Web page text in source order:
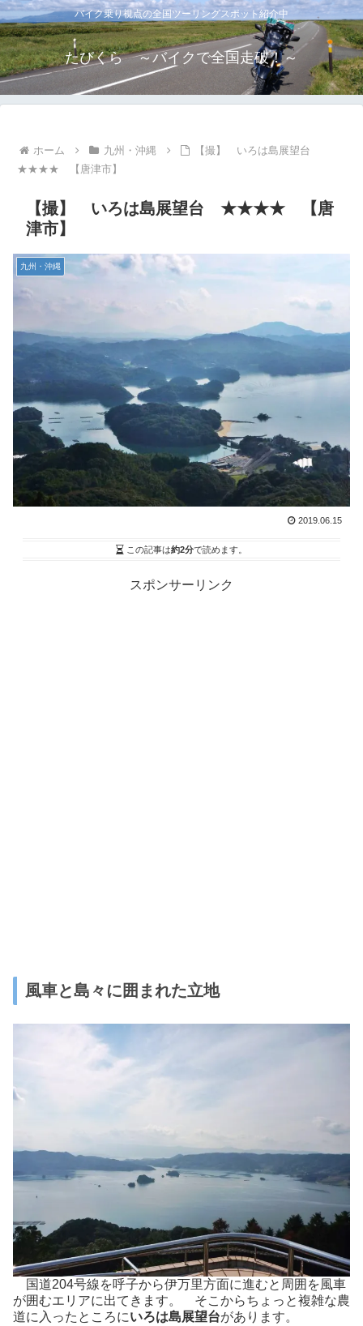
バイク乗り視点の全国ツーリングスポット紹介中
たびくら ～バイクで全国走破！～
ホーム 九州・沖縄
【撮】 いろは島展望台
★★★★ 【唐津市】
【撮】 いろは島展望台 ★★★★ 【唐
津市】
九州・沖縄
2019.06.15
この記事は約2分で読めます。
スポンサーリンク
風車と島々に囲まれた立地
国道204号線を呼子から伊万里方面に進むと周囲を風車
が囲むエリアに出てきます。 そこからちょっと複雑な農
道に入ったところにいろは島展望台があります。